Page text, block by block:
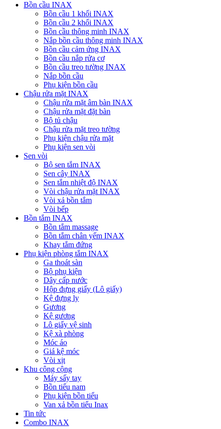
Bồn cầu INAX
Bồn cầu 1 khối INAX
Bồn cầu 2 khối INAX
Bồn cầu thông minh INAX
Nắp bồn cầu thông minh INAX
Bồn cầu cảm ứng INAX
Bồn cầu nắp rửa cơ
Bồn cầu treo tường INAX
Nắp bồn cầu
Phụ kiện bồn cầu
Chậu rửa mặt INAX
Chậu rửa mặt âm bàn INAX
Chậu rửa mặt đặt bàn
Bộ tủ chậu
Chậu rửa mặt treo tường
Phụ kiện chậu rửa mặt
Phụ kiện sen vòi
Sen vòi
Bộ sen tắm INAX
Sen cây INAX
Sen tắm nhiệt độ INAX
Vòi chậu rửa mặt INAX
Vòi xả bồn tắm
Vòi bếp
Bồn tắm INAX
Bồn tắm massage
Bồn tắm chân yếm INAX
Khay tắm đứng
Phụ kiện phòng tắm INAX
Ga thoát sàn
Bộ phụ kiện
Dây cấp nước
Hộp đựng giấy (Lô giấy)
Kệ đựng ly
Gương
Kệ gương
Lô giấy vệ sinh
Kệ xà phòng
Móc áo
Giá kệ móc
Vòi xịt
Khu công cộng
Máy sấy tay
Bồn tiểu nam
Phụ kiện bồn tiểu
Van xả bồn tiểu Inax
Tin tức
Combo INAX